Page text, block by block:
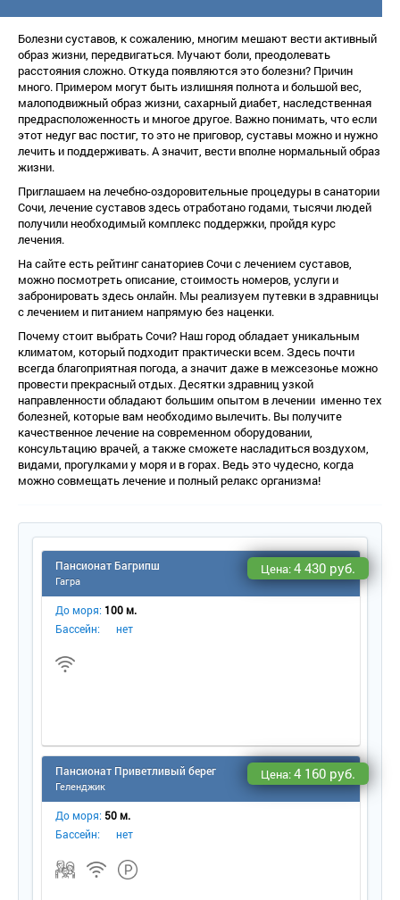
Болезни суставов, к сожалению, многим мешают вести активный
образ жизни, передвигаться. Мучают боли, преодолевать
расстояния сложно. Откуда появляются это болезни? Причин
много. Примером могут быть излишняя полнота и большой вес,
малоподвижный образ жизни, сахарный диабет, наследственная
предрасположенность и многое другое. Важно понимать, что если
этот недуг вас постиг, то это не приговор, суставы можно и нужно
лечить и поддерживать. А значит, вести вполне нормальный образ
жизни.
Приглашаем на лечебно-оздоровительные процедуры в санатории
Сочи, лечение суставов здесь отработано годами, тысячи людей
получили необходимый комплекс поддержки, пройдя курс
лечения.
На сайте есть рейтинг санаториев Сочи с лечением суставов,
можно посмотреть описание, стоимость номеров, услуги и
забронировать здесь онлайн. Мы реализуем путевки в здравницы
с лечением и питанием напрямую без наценки.
Почему стоит выбрать Сочи? Наш город обладает уникальным
климатом, который подходит практически всем. Здесь почти
сегда благоприятная погода, а значит даже в межсезонье можно
провести прекрасный отдых. Десятки здравниц узкой
направленности обладают большим опытом в лечении именно тех
олезней, которые вам необходимо вылечить. Вы получите
качественное лечение на современном оборудовании,
консультацию врачей, а также сможете насладиться воздухом,
идами, прогулками у моря и в горах. Ведь это чудесно, когда
можно совмещать лечение и полный релакс организма!
Пансионат Багрипш
Гагра
Цена:4 430 руб.
До моря: 100 м.
Бассейн:
нет
Пансионат Приветливый бере
Геленджик
Цена:4 160 руб.
До моря: 50 м.
Бассейн:
нет